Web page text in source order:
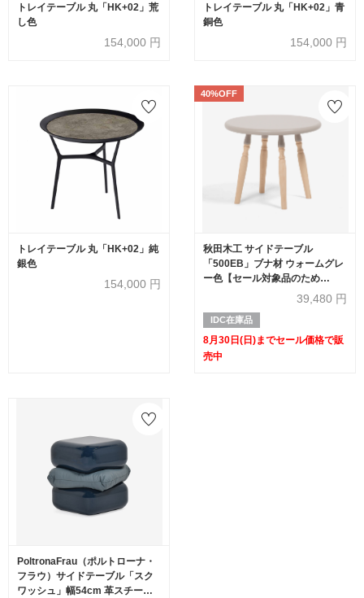
トレイテーブル 丸「HK+02」荒
し色
154,000 円
トレイテーブル 丸「HK+02」青
銅色
154,000 円
トレイテーブル 丸「HK+02」純
銀色
154,000 円
40%OFF
秋田木工 サイドテーブル
「500EB」ブナ材 ウォームグレ
ー色【セール対象品のため
39,480 円
IDC在庫品
8月30日(日)までセール価格で販
売中
PoltronaFrau（ポルトローナ・
フラウ）サイドテーブル「スク
ワッシュ」幅54cm 革スチール